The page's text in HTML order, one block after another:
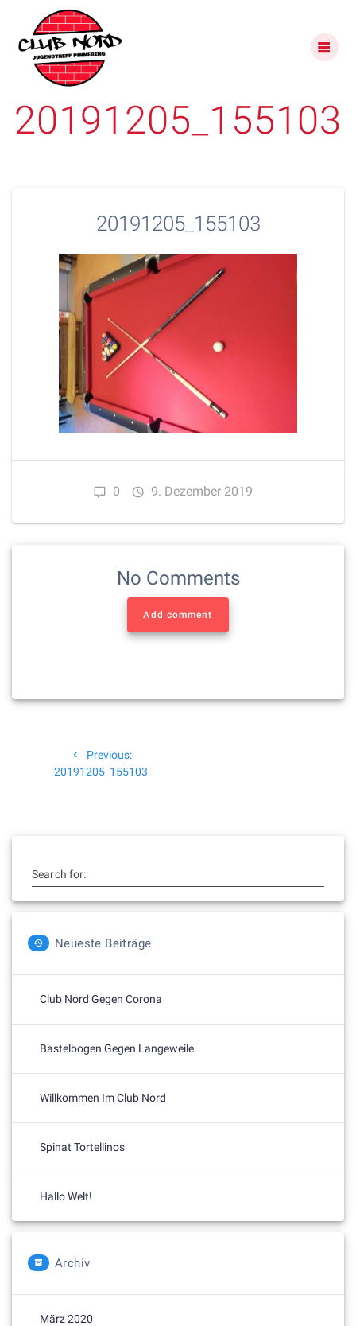
20191205_155103
20191205_155103
0 9. Dezember 2019
No Comments
Add comment
Previous:Previous
post:
20191205_155103
Search for:
Neueste Beiträge
Club Nord Gegen Corona
Bastelbogen Gegen Langeweile
Willkommen Im Club Nord
Spinat Tortellinos
Hallo Welt!
Archiv
März 2020